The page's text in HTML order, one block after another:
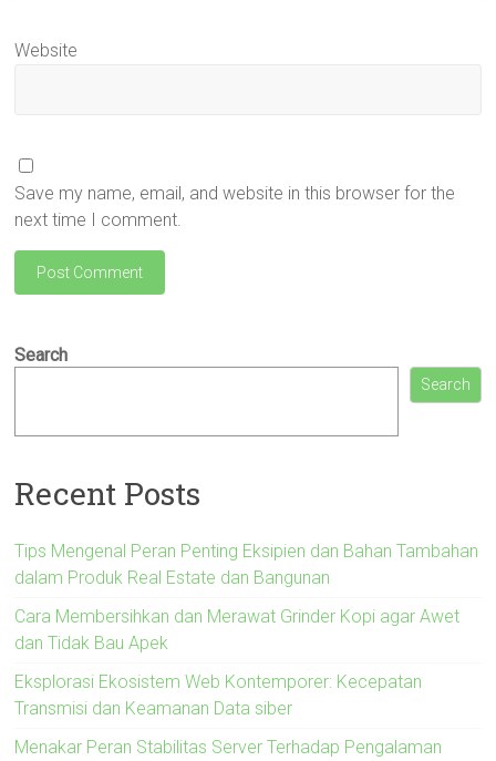
Website
Save my name, email, and website in this browser for the
next time I comment.
Search
Search
Recent Posts
Tips Mengenal Peran Penting Eksipien dan Bahan Tambahan
dalam Produk Real Estate dan Bangunan
Cara Membersihkan dan Merawat Grinder Kopi agar Awet
dan Tidak Bau Apek
Eksplorasi Ekosistem Web Kontemporer: Kecepatan
Transmisi dan Keamanan Data siber
Menakar Peran Stabilitas Server Terhadap Pengalaman